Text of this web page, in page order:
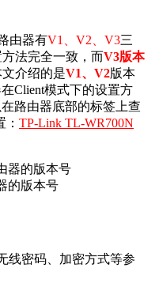
由器有V1、V2、V3三
法完全一致，而V3版本
文介绍的是V1、V2版本
Client模式下的设置方
路由器底部的标签上查
TP-Link TL-WR700N
的版本号
线密码、加密方式等参